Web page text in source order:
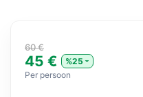
60 €
45 €
%25
Per persoon